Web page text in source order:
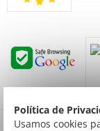
Política de
Usamos cookies
Preços válidos para